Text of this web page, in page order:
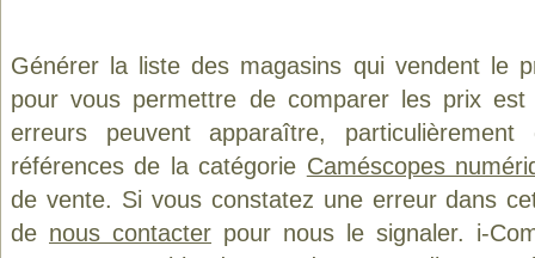
Générer la liste des magasins qui vendent le
pour vous permettre de comparer les prix
erreurs peuvent apparaître,
références de la catégorie Caméscopes
de vente. Si vous constatez une erreur dans
de nous contacter pour nous le signaler. i-